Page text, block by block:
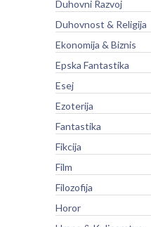
Duhovni Razvoj
Duhovnost & Religija
Ekonomija & Biznis
Epska Fantastika
Esej
Ezoterija
Fantastika
Fikcija
Film
Filozofija
Horor